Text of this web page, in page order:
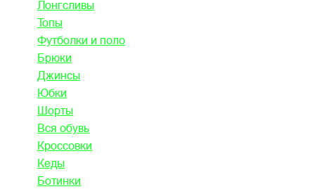
Лонгсливы
Топы
Футболки и поло
Брюки
Джинсы
Юбки
Шорты
Вся обувь
Кроссовки
Кеды
Ботинки